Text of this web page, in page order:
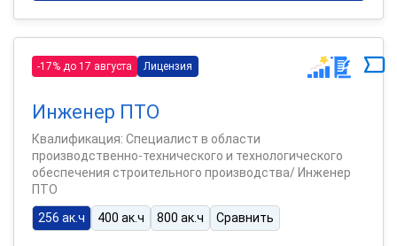
-17% до 17 августа Лицензия
Инженер ПТО
Квалификация: Специалист в области
производственно-технического и технологического
обеспечения строительного производства/ Инженер
ПТО
256 ак.ч
400 ак.ч 800 ак.ч Сравнить